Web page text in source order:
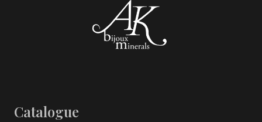
Catalogue